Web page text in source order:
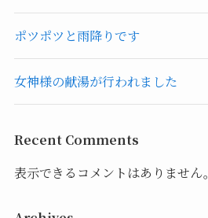
ポツポツと雨降りです
女神様の献湯が行われました
Recent Comments
表示できるコメントはありません。